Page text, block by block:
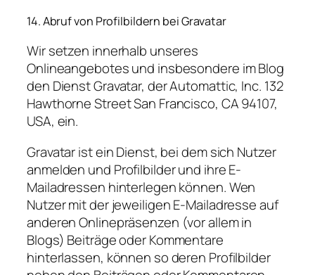
14. Abruf von Profilbildern bei Gravatar
Wir setzen innerhalb unseres
Onlineangebotes und insbesondere im Blog
den Dienst Gravatar, der Automattic, Inc. 132
Hawthorne Street San Francisco, CA 94107,
USA, ein.
Gravatar ist ein Dienst, bei dem sich Nutzer
anmelden und Profilbilder und ihre E-
Mailadressen hinterlegen können. Wen
Nutzer mit der jeweiligen E-Mailadresse auf
anderen Onlinepräsenzen (vor allem in
Blogs) Beiträge oder Kommentare
hinterlassen, können so deren Profilbilder